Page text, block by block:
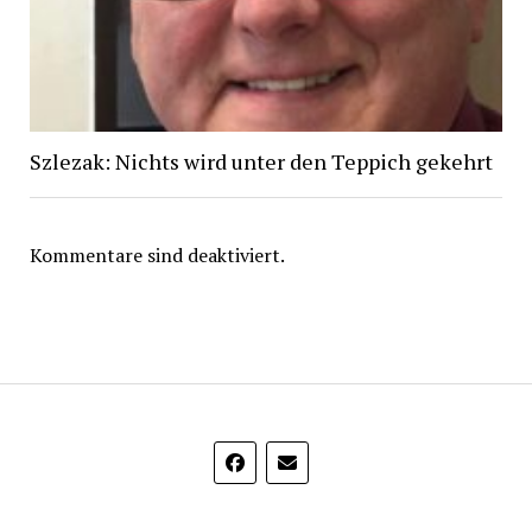
Szlezak: Nichts wird unter den Teppich gekehrt
Kommentare sind deaktiviert.